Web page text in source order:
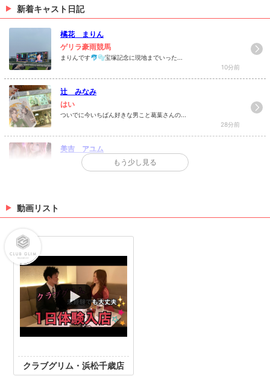
新着キャスト日記
橘花 まりん
ゲリラ豪雨競馬
まりんです🐬🫧‪宝塚記念に現地までいった...
10分前
辻 みなみ
はい
ついでに今いちばん好きな男こと葛葉さんの...
28分前
美吉 アユム
しゅ！🩷
出勤してます！がんばるよ ～ 🩷🩷
🍧🥄
もう少し見る
動画リスト
クラブグリム・浜松千歳店